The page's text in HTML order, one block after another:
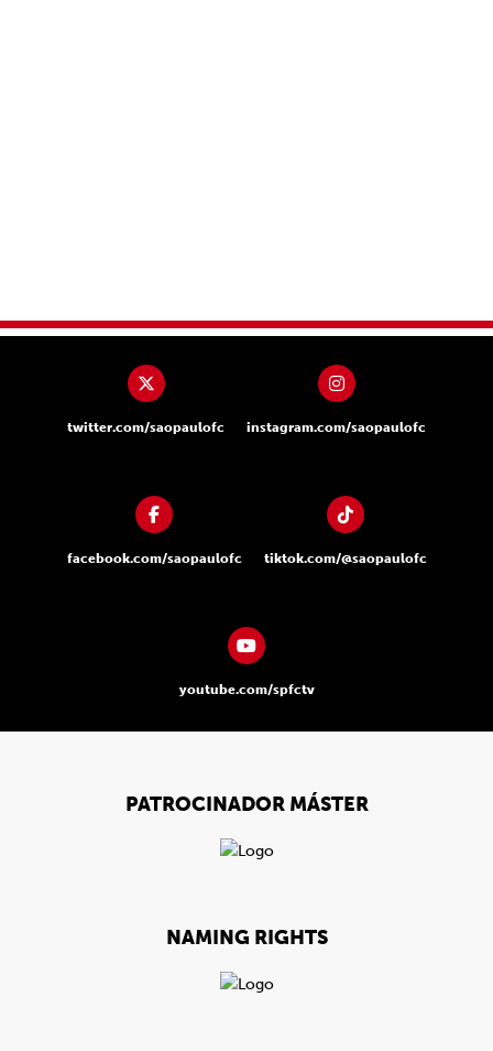
twitter.com/saopaulofc instagram.com/saopaulofc
facebook.com/saopaulofc tiktok.com/@saopaulofc
youtube.com/spfctv
PATROCINADOR MÁSTER
NAMING RIGHTS